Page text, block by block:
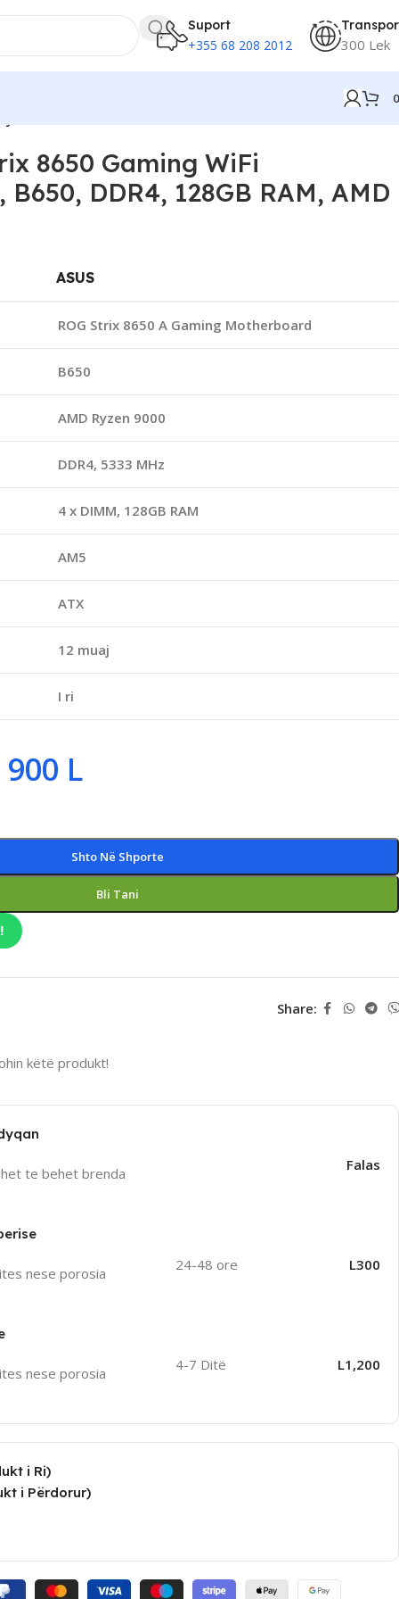
Suport
+355 68 208 2012 300 Lek
8650 Gaming WiFi
DDR4, 128GB RAM, AMD
ASUS
ROG Strix 8650 A Gaming Motherboard
B650
AMD Ryzen 9000
DDR4, 5333 MHz
4 x DIMM, 128GB RAM
AM5
ATX
12 muaj
I ri
900 L
Shto Në Shporte
Bli Tani
Share:
këtë produkt!
te behet brenda
Falas
nese porosia
24-48 ore L300
nese porosia
4-7 Ditë L1,200
i Ri)
i Përdorur)